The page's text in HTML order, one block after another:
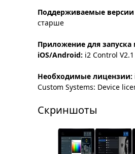
Поддерживаемые версии
старше
Приложение для запуска
iOS/Android: i2 Control
Необходимые лицензии:
Custom Systems: Device
Скриншоты